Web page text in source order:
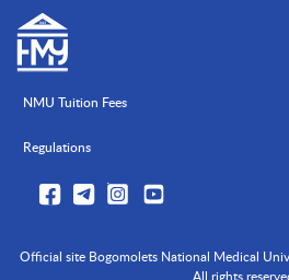
NMU Tuition Fees
Regulations
Official site Bogomolets National Medical
All rights